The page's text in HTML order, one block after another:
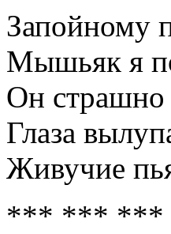
Запойному
Мышьяк я
Он страшно
Глаза
Живучие
*** ***